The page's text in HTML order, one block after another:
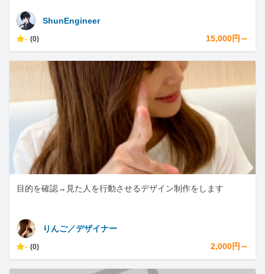
ShunEngineer
- (0) 15,000円～
目的を確認→見た人を行動させるデザイン制作をします
りんご／デザイナー
- (0) 2,000円～